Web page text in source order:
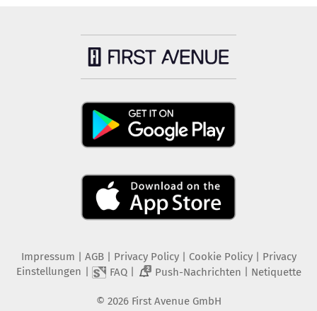
Impressum AGB Privacy Policy| Cookie Policy| Privacy
Einstellungen
FAQ| 2 Push-Nachrichten Netiquette
© 2026 First Avenue GmbH